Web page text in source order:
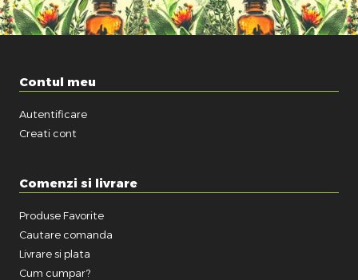
Contul meu
Autentificare
Creati cont
Comenzi si livrare
Produse Favorite
Cautare comanda
Livrare si plata
Cum cumpar?